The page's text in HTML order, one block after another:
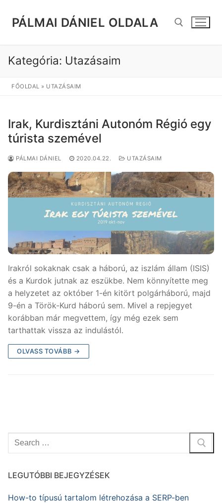
PÁLMAI DÁNIEL OLDALA
Keresése:
Kategória: Utazásaim
FŐOLDAL » UTAZÁSAIM
Irak, Kurdisztáni Autonóm Régió egy
túrista szemével
PÁLMAI DÁNIEL 2020.04.22. UTAZÁSAIM
Irakról sokaknak csak a háború, az iszlám állam (ISIS)
és a Kurdok jutnak az eszükbe. Nem könnyítette meg
a helyzetet az október 1-én kitört polgárháború, majd
9-én a Török-Kurd háború sem. Mivel a repjegyet
korábban már megvettem, így még ezek sem
tarthattak vissza az indulástól.
OLVASS TOVÁBB →
Keresése:
LEGUTÓBBI BEJEGYZÉSEK
How-to típusú tartalom létrehozása a SERP-ben